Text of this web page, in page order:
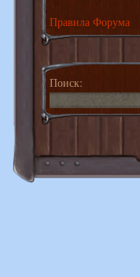
Правила Форума
Поиск: